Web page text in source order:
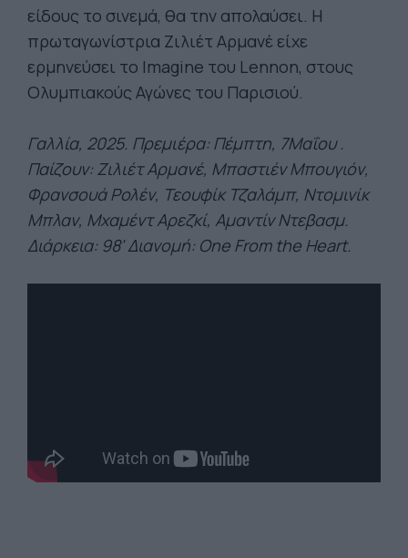
είδους το σινεμά, θα την απολαύσει. Η
πρωταγωνίστρια Ζιλιέτ Αρμανέ είχε
ερμηνεύσει το Imagine του Lennon, στους
Ολυμπιακούς Αγώνες του Παρισιού.
Γαλλία, 2025. Πρεμιέρα: Πέμπτη, 7Μαΐου .
Παίζουν:Ζιλιέτ Αρμανέ, Μπαστιέν Μπουγιόν,
Φρανσουά Ρολέν, Τεουφίκ Τζαλάμπ, Ντομινίκ
Μπλαν, Μχαμέντ Αρεζκί, Αμαντίν Ντεβασμ.
Διάρκεια: 98' Διανομή: One From the Heart.